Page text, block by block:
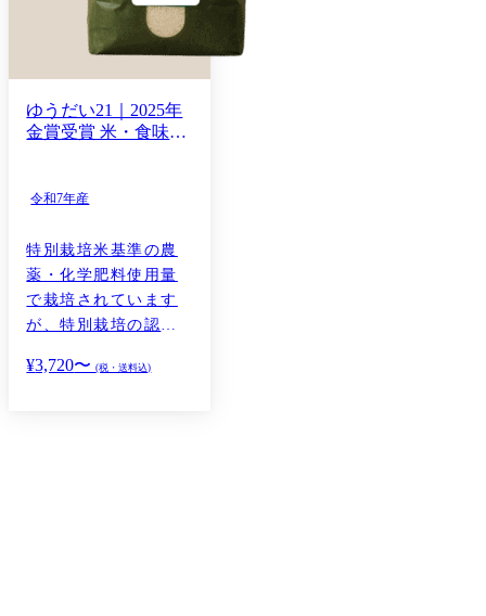
ゆうだい21｜2025年
金賞受賞 米・食味分
町 齋藤賢人産 令和7
令和7年産
特別栽培米基準の農
薬・化学肥料使用量
で栽培されています
が、特別栽培の認証
慣行栽培扱いでの販
¥3,720〜(税・送料込)